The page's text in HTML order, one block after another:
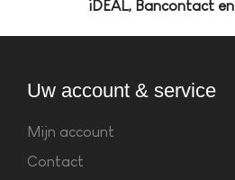
iDEAL, Bancontact
Uw account & service
Mijn account
Contact